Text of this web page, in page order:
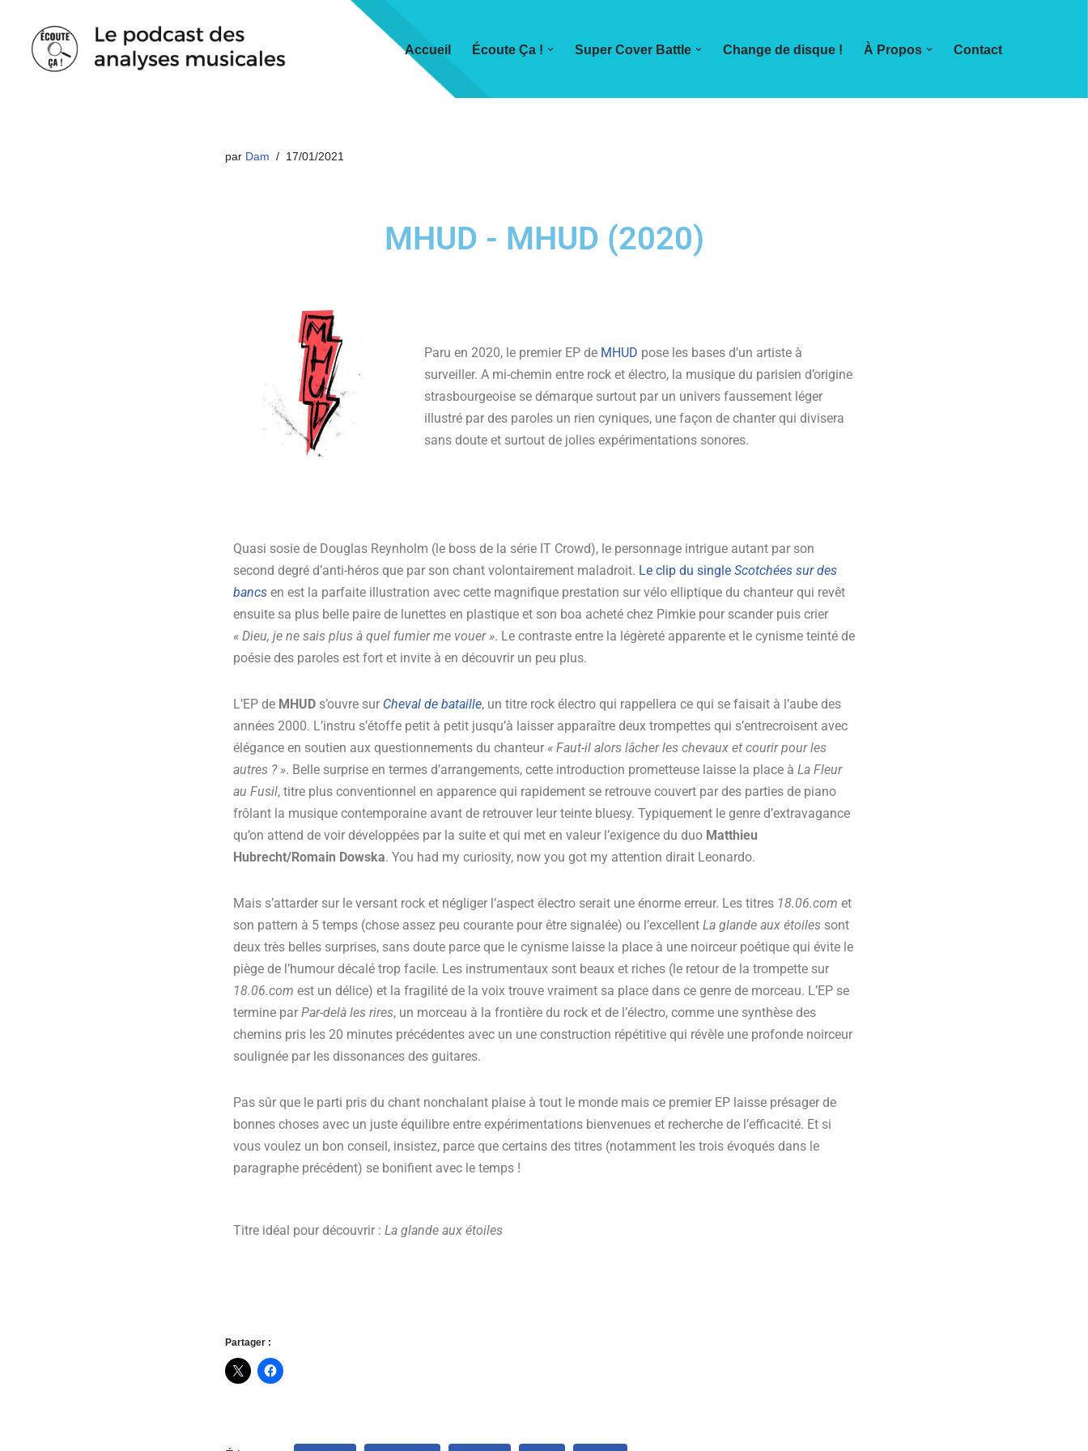
Aller
Accueil Écoute Ça ! Super Cover Battle Change de disque ! À Propos Contact
par Dam 17/01/2021
MHUD - MHUD (2020)
Paru en 2020, le premier EP de MHUD pose les bases d’un artiste à
surveiller. A mi-chemin entre rock et électro, la musique du parisien d’origine
strasbourgeoise se démarque surtout par un univers faussement léger
illustré par des paroles un rien cyniques, une façon de chanter qui divisera
sans doute et surtout de jolies expérimentations sonores.
Quasi sosie de Douglas Reynholm (le boss de la série IT Crowd), le personnage intrigue autant par son
second degré d’anti-héros que par son chant volontairement maladroit. Le clip du single Scotchées sur des
bancs en est la parfaite illustration avec cette magnifique prestation sur vélo elliptique du chanteur qui revêt
ensuite sa plus belle paire de lunettes en plastique et son boa acheté chez Pimkie pour scander puis crier
« Dieu, je ne sais plus à quel fumier me vouer ». Le contraste entre la légèreté apparente et le cynisme teinté de
poésie des paroles est fort et invite à en découvrir un peu plus.
L’EP de MHUDs’ouvre sur Cheval de bataille, un titre rock électro qui rappellera ce qui se faisait à l’aube des
années 2000. L’instru s’étoffe petit à petit jusqu’à laisser apparaître deux trompettes qui s’entrecroisent avec
élégance en soutien aux questionnements du chanteur « Faut-il alors lâcher les chevaux et courir pour les
autres ? ». Belle surprise en termes d’arrangements, cette introduction prometteuse laisse la place à La Fleur
au Fusil, titre plus conventionnel en apparence qui rapidement se retrouve couvert par des parties de piano
frôlant la musique contemporaine avant de retrouver leur teinte bluesy. Typiquement le genre d’extravagance
qu’on attend de voir développées par la suite et qui met en valeur l’exigence du duo Matthieu
Hubrecht/Romain Dowska. You had my curiosity, now you got my attention dirait Leonardo.
Mais s’attarder sur le versant rock et négliger l’aspect électro serait une énorme erreur. Les titres 18.06.com et
son pattern à 5 temps (chose assez peu courante pour être signalée) ou l’excellent La glande aux étoilessont
deux très belles surprises, sans doute parce que le cynisme laisse la place à une noirceur poétique qui évite le
piège de l’humour décalé trop facile. Les instrumentaux sont beaux et riches (le retour de la trompette sur
18.06.com est un délice) et la fragilité de la voix trouve vraiment sa place dans ce genre de morceau. L’EP se
termine par Par-delà les rires, un morceau à la frontière du rock et de l’électro, comme une synthèse des
chemins pris les 20 minutes précédentes avec un une construction répétitive qui révèle une profonde noirceur
soulignée par les dissonances des guitares.
Pas sûr que le parti pris du chant nonchalant plaise à tout le monde mais ce premier EP laisse présager de
bonnes choses avec un juste équilibre entre expérimentations bienvenues et recherche de l’efficacité. Et si
vous voulez un bon conseil, insistez, parce que certains des titres (notamment les trois évoqués dans le
paragraphe précédent) se bonifient avec le temps !
Titre idéal pour découvrir : La glande aux étoiles
Partager :